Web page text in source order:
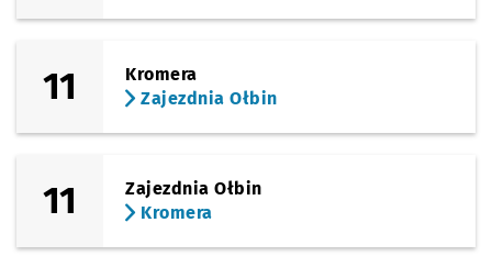
11
Kromera
Zajezdnia Ołbin
11
Zajezdnia Ołbin
Kromera